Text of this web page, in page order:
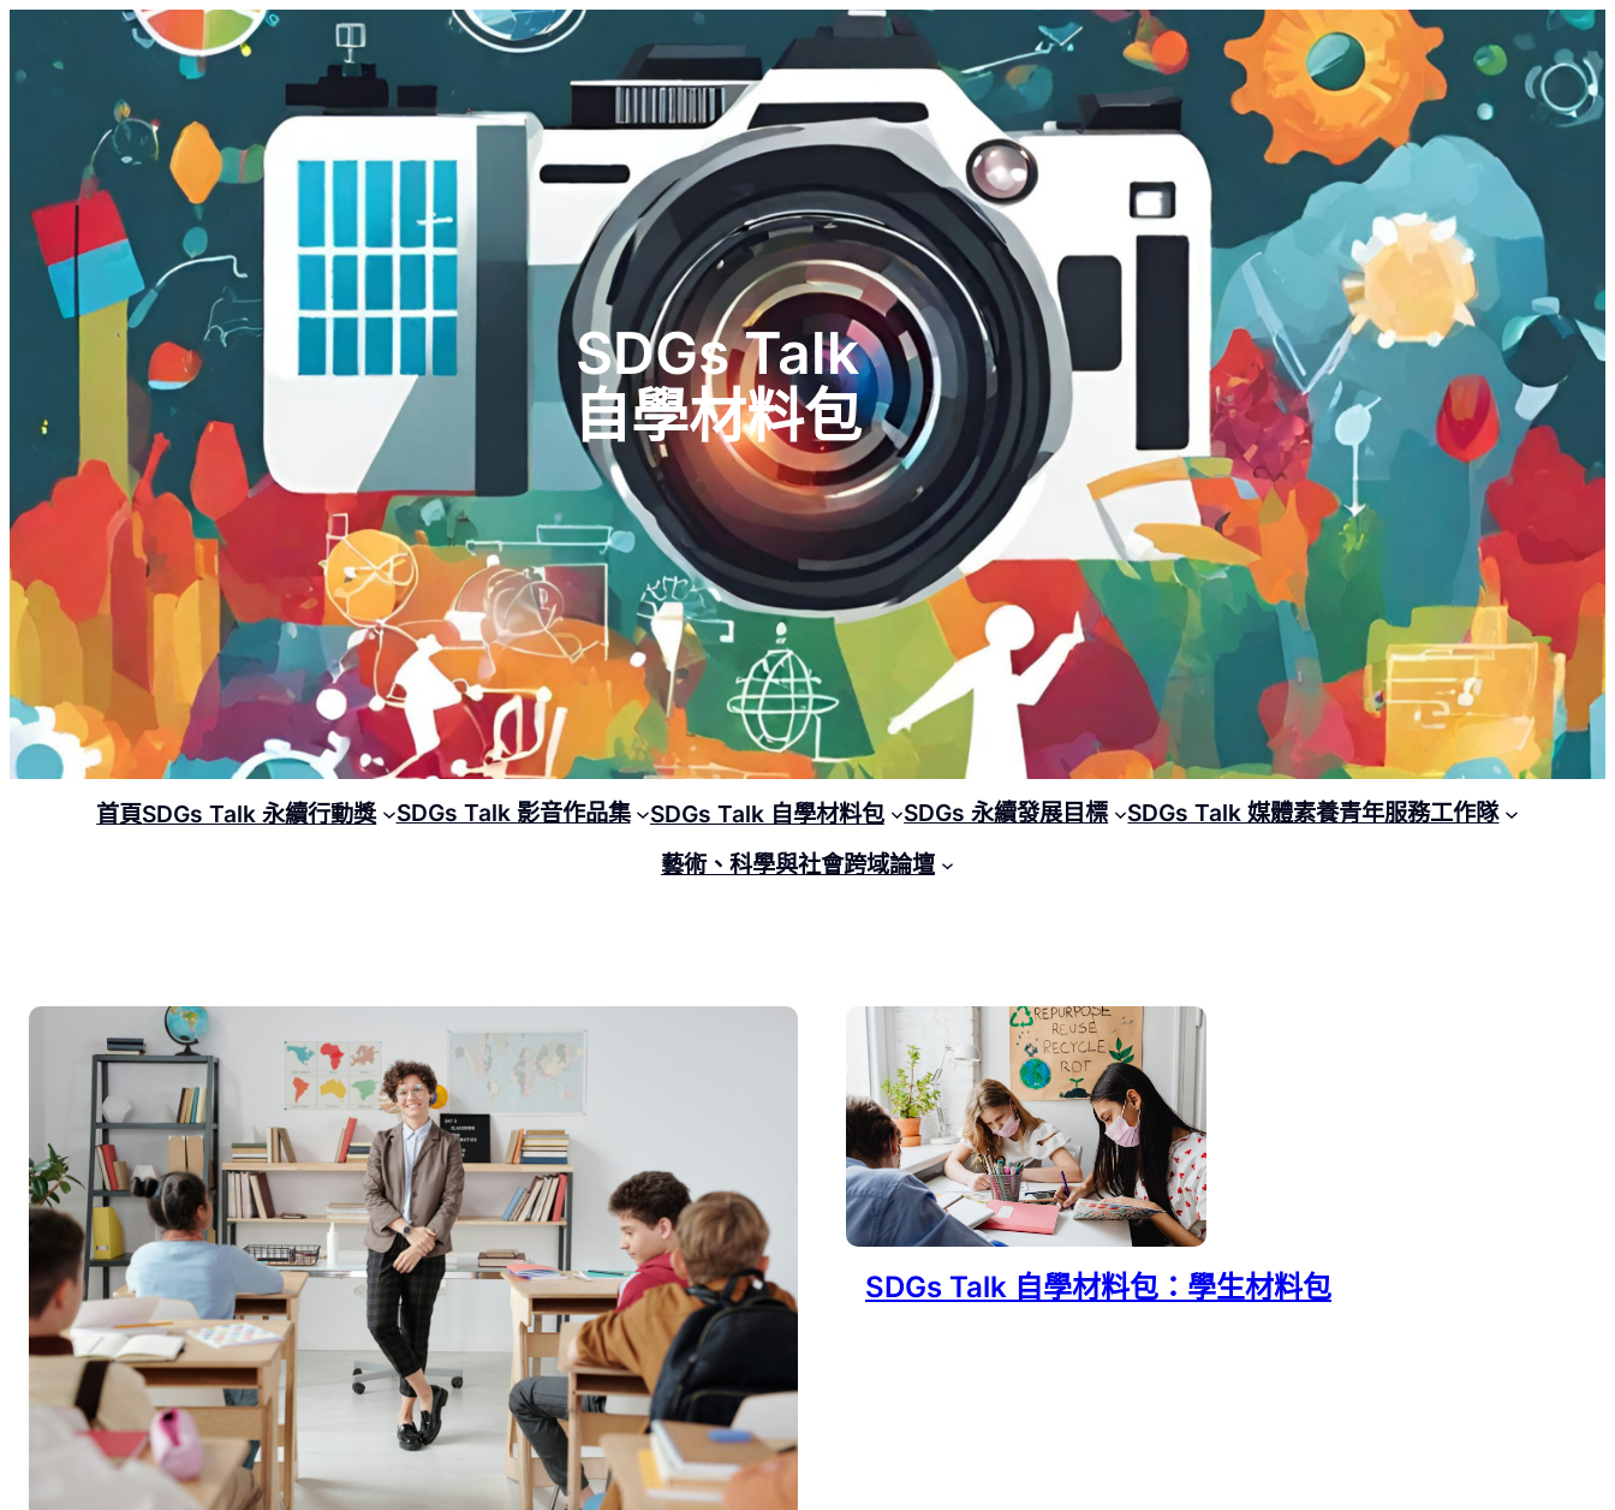
SDGs Talk
自學材料包
首頁SDGs Talk 永續行動獎 SDGs Talk 影音作品集 SDGs Talk 自學材料包 SDGs 永續發展目標
SDGs Talk 媒體素養青年服務工作隊
藝術、科學與社會跨域論壇
SDGs Talk 自學材料包：學生材料包